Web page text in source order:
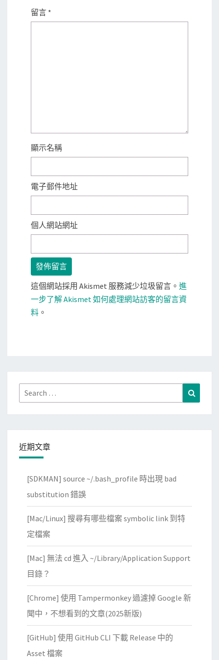
留言 *
顯示名稱
電子郵件地址
個人網站網址
這個網站採用 Akismet 服務減少垃圾留言。 進
一步了解 Akismet 如何處理網站訪客的留言資
料 。
Search
for:
近期文章
[SDKMAN] source ~/.bash_profile 時出現 bad
substitution 錯誤
[Mac/Linux] 搜尋有哪些檔案 symbolic link 到特
定檔案
[Mac] 無法 cd 進入 ~/Library/Application Support
目錄？
[Chrome] 使用 Tampermonkey 過濾掉 Google 新
聞中，不想看到的文章(2025新版)
[GitHub] 使用 GitHub CLI 下載 Release 中的
Asset 檔案